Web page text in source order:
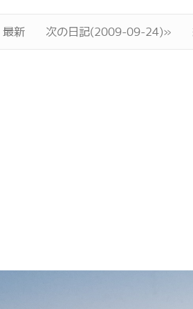
最新 次の日記(2009-09-24)»